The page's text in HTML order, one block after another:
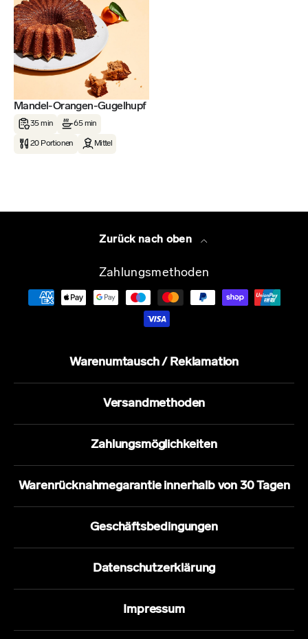
Mandel-Orangen-Gugelhupf
35 min 65 min
20 Portionen Mittel
Zurück nach oben
Zahlungsmethoden
Warenumtausch / Reklamation
Versandmethoden
Zahlungsmöglichkeiten
Warenrücknahmegarantie innerhalb von 30 Tagen
Geschäftsbedingungen
Datenschutzerklärung
Impressum